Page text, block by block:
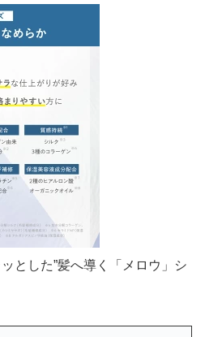
とした”髪へ導く「メロウ」シ